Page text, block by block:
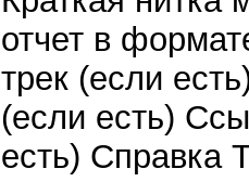
отчет в
трек (если
(если есть)
есть) Справка